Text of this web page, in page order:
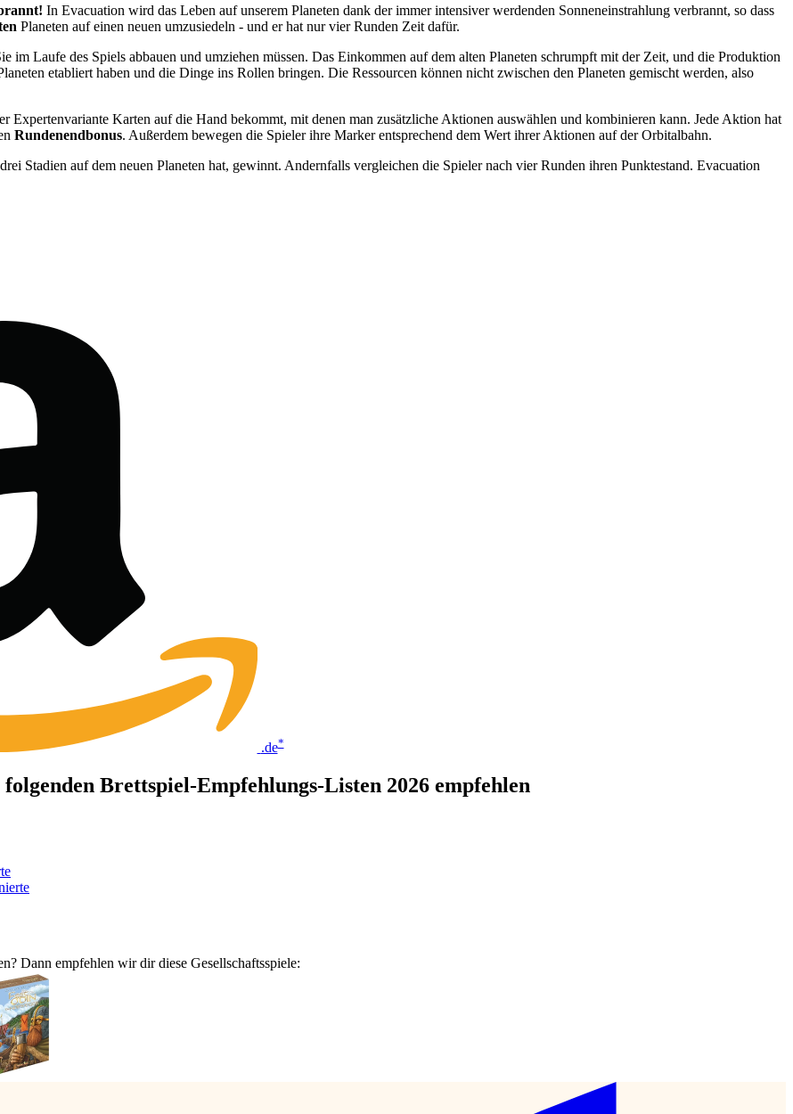
In Evacuation wird das Leben auf unserem Planeten dank der immer intensiver werdenden Sonneneinstrahlung verbrannt, so dass
Planeten auf einen neuen umzusiedeln - und er hat nur vier Runden Zeit dafür.
im Laufe des Spiels abbauen und umziehen müssen. Das Einkommen auf dem alten Planeten schrumpft mit der Zeit, und die Produktion
etabliert haben und die Dinge ins Rollen bringen. Die Ressourcen können nicht zwischen den Planeten gemischt werden, also
Expertenvariante Karten auf die Hand bekommt, mit denen man zusätzliche Aktionen auswählen und kombinieren kann. Jede Aktion hat
Rundenendbonus. Außerdem bewegen die Spieler ihre Marker entsprechend dem Wert ihrer Aktionen auf der Orbitalbahn.
Stadien auf dem neuen Planeten hat, gewinnt. Andernfalls vergleichen die Spieler nach vier Runden ihren Punktestand. Evacuation
.de*
Brettspiel-Empfehlungs-Listen 2026 empfehlen
Dann empfehlen wir dir diese Gesellschaftsspiele: